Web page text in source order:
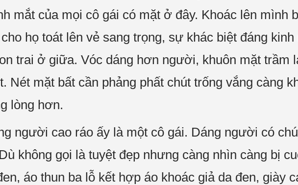
mắt của mọi cô gái có mặt ở đây. Khoác lên mình
họ toát lên vẻ sang trọng, sự khác biệt đáng kinh
trai ở giữa. Vóc dáng hơn người, khuôn mặt trầm
Nét mặt bất cần phảng phất chút trống vắng càng
lòng hơn.
người cao ráo ấy là một cô gái. Dáng người có
không gọi là tuyệt đẹp nhưng càng nhìn càng bị
áo thun ba lỗ kết hợp áo khoác giả da đen, giày